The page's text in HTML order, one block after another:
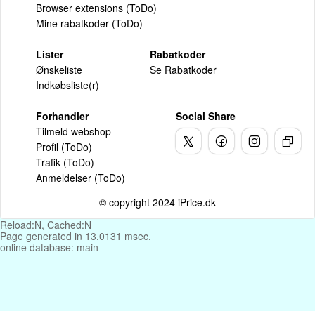
Browser extensions (ToDo)
Mine rabatkoder (ToDo)
Lister
Ønskeliste
Indkøbsliste(r)
Rabatkoder
Se Rabatkoder
Forhandler
Tilmeld webshop
Profil (ToDo)
Trafik (ToDo)
Anmeldelser (ToDo)
Social Share
© copyright 2024 iPrice.dk
Reload:N, Cached:N
Page generated in 13.0131 msec.
online database: main